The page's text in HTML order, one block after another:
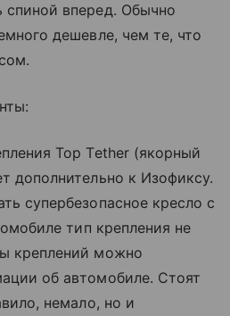
спиной вперед. Обычно
дешевле, чем те, что
Top Tether (якорный
дополнительно к Изофиксу.
супербезопасное кресло с
тип крепления не
креплений можно
об автомобиле. Стоят
немало, но и